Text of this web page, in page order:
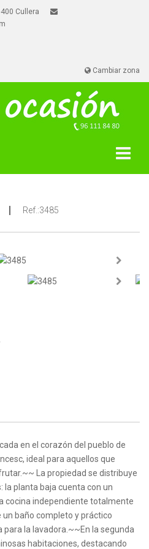
Cullera
Cambiar zona
Ref.:3485
Next
en el corazón del pueblo de
ideal para aquellos que
La propiedad se distribuye
la planta baja cuenta con un
cocina independiente totalmente
baño completo y práctico
la lavadora.~~En la segunda
habitaciones, destacando